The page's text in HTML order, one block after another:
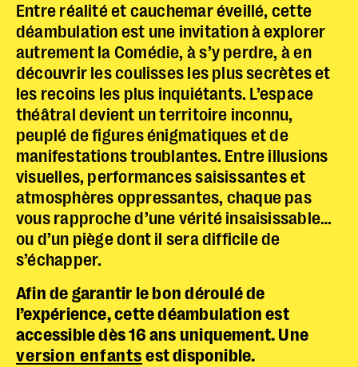
Police dyslexie :
Taille du texte :par défaut
Contrastes :
Entre réalité et cauchemar éveillé, cette
déambulation est une invitation à explorer
autrement la Comédie, à s’y perdre, à en
découvrir les coulisses les plus secrètes et
les recoins les plus inquiétants. L’espace
théâtral devient un territoire inconnu,
peuplé de figures énigmatiques et de
manifestations troublantes. Entre illusions
visuelles, performances saisissantes et
atmosphères oppressantes, chaque pas
vous rapproche d’une vérité insaisissable…
ou d’un piège dont il sera difficile de
s’échapper.
Afin de garantir le bon déroulé de
l’expérience, cette déambulation est
accessible dès 16 ans uniquement. Une
version enfants est disponible.